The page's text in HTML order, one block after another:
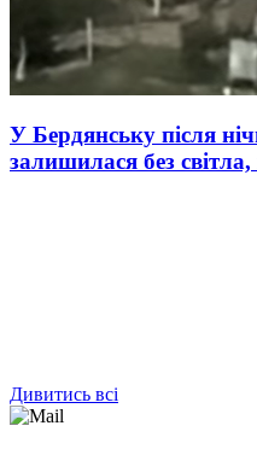
У Бердянську після
залишилася без
Дивитись всі